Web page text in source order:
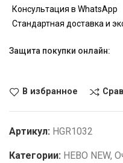
Консультация в WhatsApp
Стандартная доставка и
Защита покупки онлайн:
В избранное
Артикул: HGR1032
Категории: HEBO NEW,